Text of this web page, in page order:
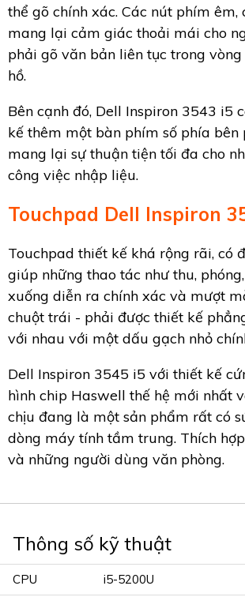
thể gõ chính xác. Các nút phím êm,
mang lại cảm giác thoải mái cho
phải gõ văn bản liên tục trong
hồ.
Bên cạnh đó, Dell Inspiron 3543 i5
kế thêm một bàn phím số phía bên
mang lại sự thuận tiện tối đa cho
công việc nhập liệu.
Touchpad Dell Inspiron
Touchpad thiết kế khá rộng rãi, có
giúp những thao tác như thu,
xuống diễn ra chính xác và mượt
chuột trái - phải được thiết kế
với nhau với một dấu gạch nhỏ
Dell Inspiron 3545 i5 với thiết kế
hình chip Haswell thế hệ mới nhất
chịu đang là một sản phẩm rất có
dòng máy tính tầm trung. Thích
và những người dùng văn phòng.
Thông số kỹ thuật
CPU i5-5200U